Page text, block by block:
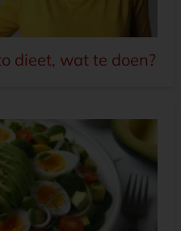
dieet, wat te doen?